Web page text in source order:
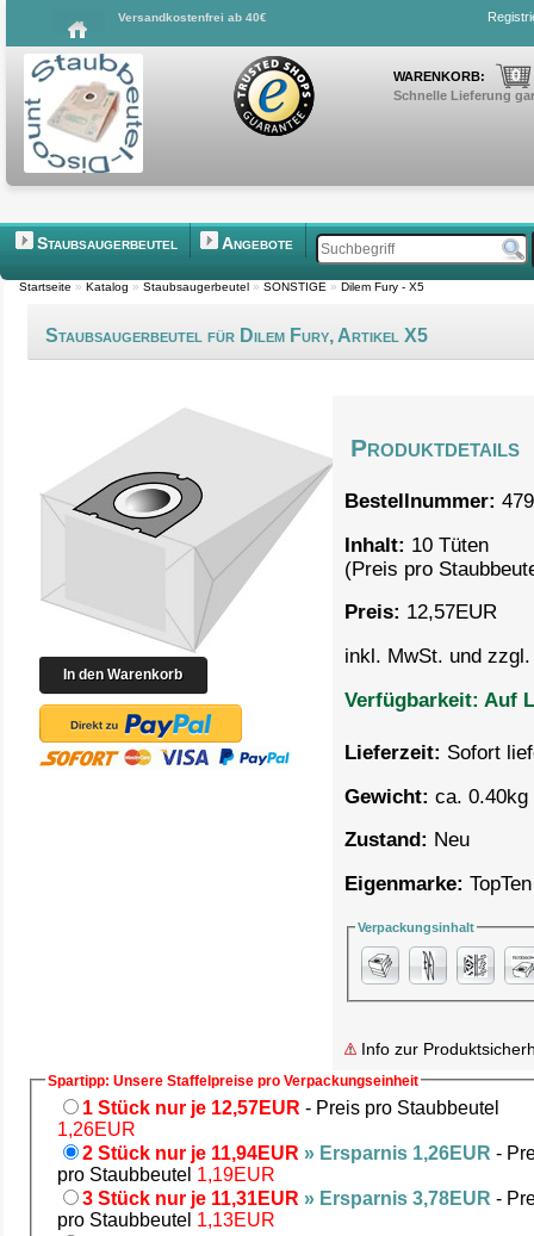
Versandkostenfrei ab 40€
WARENKORB: 0
Schnelle Lieferung
Staubsaugerbeutel Angebote
Startseite » Katalog » Staubsaugerbeutel » SONSTIGE » Dilem Fury - X5
Staubsaugerbeutel für Dilem Fury, Artikel X5
Produktdetails
Bestellnummer:
Inhalt: 10 Tüten
(Preis pro
Preis: 12,57EUR
inkl. MwSt. und
Verfügbarkeit: Auf
Lieferzeit: Sofort
Gewicht: ca. 0.40kg
Zustand: Neu
Eigenmarke: TopTen
Verpackungsinhalt
Info zur
Spartipp: Unsere Staffelpreise pro Verpackungseinheit
1 Stück nur je 12,57EUR - Preis pro Staubbeutel
1,26EUR
2 Stück nur je 11,94EUR » Ersparnis 1,26EUR -
pro Staubbeutel 1,19EUR
3 Stück nur je 11,31EUR » Ersparnis 3,78EUR -
pro Staubbeutel 1,13EUR